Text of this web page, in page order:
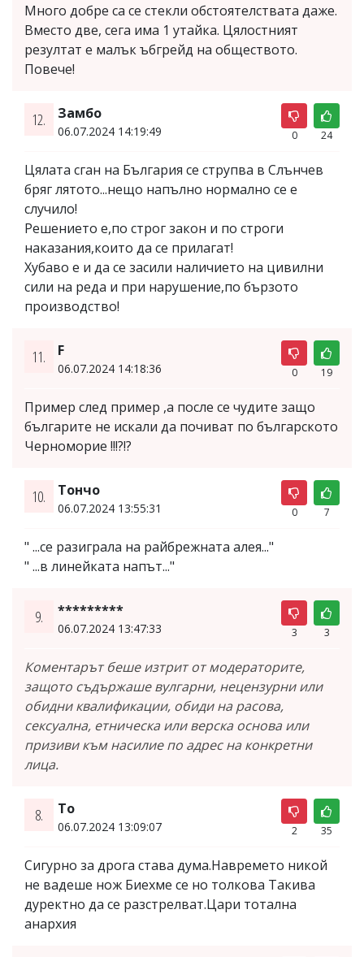
Много добре са се стекли обстоятелствата даже.
Вместо две, сега има 1 утайка. Цялостният
резултат е малък ъбгрейд на обществото.
Повече!
12. Замбо
06.07.2024 14:19:49 0 24
Цялата сган на България се струпва в Слънчев
бряг лятото...нещо напълно нормално се е
случило!
Решението е,по строг закон и по строги
наказания,които да се прилагат!
Хубаво е и да се засили наличието на цивилни
сили на реда и при нарушение,по бързото
производство!
11. F
06.07.2024 14:18:36 0 19
Пример след пример ,а после се чудите защо
българите не искали да почиват по българското
Черноморие !!!?!?
10. Тончо
06.07.2024 13:55:31 0 7
" ...се разиграла на райбрежната алея..."
" ...в линейката напът..."
9. *********
06.07.2024 13:47:33 3 3
Коментарът беше изтрит от модераторите,
защото съдържаше вулгарни, нецензурни или
обидни квалификации, обиди на расова,
сексуална, етническа или верска основа или
призиви към насилие по адрес на конкретни
лица.
8. То
06.07.2024 13:09:07 2 35
Сигурно за дрога става дума.Навремето никой
не вадеше нож Биехме се но толкова Такива
дуректно да се разстрелват.Цари тотална
анархия